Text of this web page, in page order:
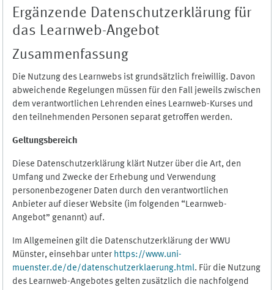
Ergänzende Datenschutzerklärung für
das Learnweb-Angebot
Zusammenfassung
Die Nutzung des Learnwebs ist grundsätzlich freiwillig. Davon
abweichende Regelungen müssen für den Fall jeweils zwischen
dem verantwortlichen Lehrenden eines Learnweb-Kurses und
den teilnehmenden Personen separat getroffen werden.
Geltungsbereich
Diese Datenschutzerklärung klärt Nutzer über die Art, den
Umfang und Zwecke der Erhebung und Verwendung
personenbezogener Daten durch den verantwortlichen
Anbieter auf dieser Website (im folgenden “Learnweb-
Angebot” genannt) auf.
Im Allgemeinen gilt die Datenschutzerklärung der WWU
Münster, einsehbar unter https://www.uni-
muenster.de/de/datenschutzerklaerung.html. Für die Nutzung
des Learnweb-Angebotes gelten zusätzlich die nachfolgend